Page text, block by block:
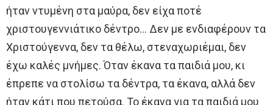
ήταν ντυμένη στα μαύρα, δεν είχα ποτέ
χριστουγεννιάτικο δέντρο… Δεν με ενδιαφέρουν τα
Χριστούγεννα, δεν τα θέλω, στεναχωριέμαι, δεν
έχω καλές μνήμες. Όταν έκανα τα παιδιά μου, κι
έπρεπε να στολίσω τα δέντρα, τα έκανα, αλλά δεν
ήταν κάτι που πετούσα. Το έκανα για τα παιδιά μου